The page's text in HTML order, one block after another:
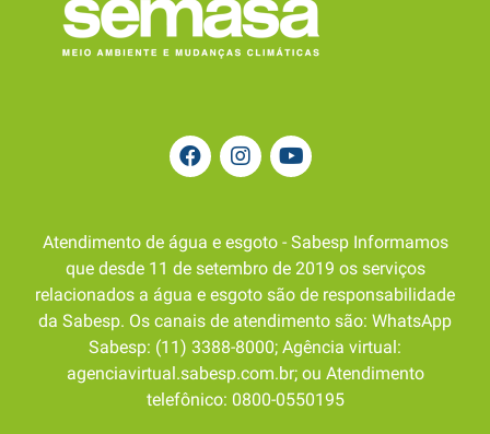
Atendimento de água e esgoto - Sabesp Informamos
que desde 11 de setembro de 2019 os serviços
relacionados a água e esgoto são de responsabilidade
da Sabesp. Os canais de atendimento são: WhatsApp
Sabesp: (11) 3388-8000; Agência virtual:
agenciavirtual.sabesp.com.br; ou Atendimento
telefônico: 0800-0550195